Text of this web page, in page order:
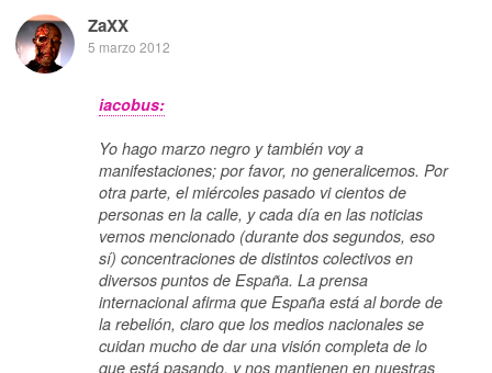
ZaXX
5 marzo 2012
iacobus:
Yo hago marzo negro y también voy a
manifestaciones; por favor, no generalicemos. Por
otra parte, el miércoles pasado vi cientos de
personas en la calle, y cada día en las noticias
vemos mencionado (durante dos segundos, eso
sí) concentraciones de distintos colectivos en
diversos puntos de España. La prensa
internacional afirma que España está al borde de
la rebelión, claro que los medios nacionales se
cuidan mucho de dar una visión completa de lo
que está pasando, y nos mantienen en nuestras